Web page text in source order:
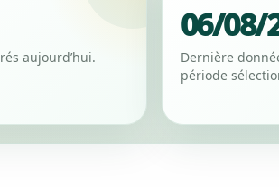
aujourd’hui.
06/08/
Dernière
période